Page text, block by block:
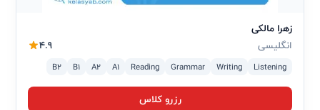
زهرا مالکی
انگلیسی
4.9
Listening
Writing
Grammar
Reading
A1
A2
B1
B2
رزرو کلاس